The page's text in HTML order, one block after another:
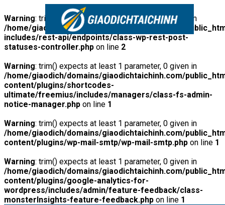
Warning: trim() expects at least 1 parameter, 0 given in
/home/giaodich/domains/giaodichtaichinh.com/
includes/rest-api/endpoints/class-wp-rest-post-
statuses-controller.php on line 2
Warning: trim() expects at least 1 parameter, 0 given in
/home/giaodich/domains/giaodichtaichinh.com/
content/plugins/shortcodes-
ultimate/freemius/includes/managers/class-fs-admin-
notice-manager.php on line 1
Warning: trim() expects at least 1 parameter, 0 given in
/home/giaodich/domains/giaodichtaichinh.com/
content/plugins/wp-mail-smtp/wp-mail-smtp.php on line 1
Warning: trim() expects at least 1 parameter, 0 given in
/home/giaodich/domains/giaodichtaichinh.com/
content/plugins/google-analytics-for-
wordpress/includes/admin/feature-feedback/class-
monsterInsights-feature-feedback.php on line 1